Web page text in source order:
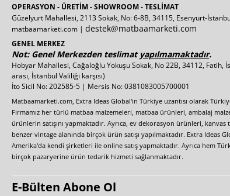
OPERASYON - ÜRETİM - SHOWROOM - TESLİMAT
Güzelyurt Mahallesi, 2113 Sokak, No: 6-8B, 34115, Esenyurt-
matbaamarketi.com | destek@matbaamarketi.com
GENEL MERKEZ
Not: Genel Merkezden teslimat yapılmamaktadır.
Hobyar Mahallesi, Cağaloğlu Yokuşu Sokak, No 22B, 34112, Fatih,
arası, İstanbul Valiliği karşısı)
İto Sicil No: 202585-5 | Mersis No: 0381083005700001
Matbaamarketi.com, Extra Ideas Global'in Türkiye uzantısı olarak
Firmamız her türlü matbaa malzemeleri, matbaa ürünleri, ambalaj
ürünlerin satışını yapmaktadır. Ayrıca, ev dekorasyon ürünleri, kanvas
benzer vintage alanında birçok ürün satışı yapılmaktadır. Extra Ideas
Amerika'da kendi şirketleri ile online satış yapmaktadır. Ayrıca hem
birçok pazaryerine ürün tedarik hizmeti sağlanmaktadır.
E-Bülten Abone Ol